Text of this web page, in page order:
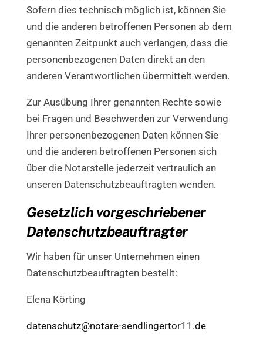
Sofern dies technisch möglich ist, können Sie
und die anderen betroffenen Personen ab dem
genannten Zeitpunkt auch verlangen, dass die
personenbezogenen Daten direkt an den
anderen Verantwortlichen übermittelt werden.
Zur Ausübung Ihrer genannten Rechte sowie
bei Fragen und Beschwerden zur Verwendung
Ihrer personenbezogenen Daten können Sie
und die anderen betroffenen Personen sich
über die Notarstelle jederzeit vertraulich an
unseren Datenschutzbeauftragten wenden.
Gesetzlich vorgeschriebener
Datenschutzbeauftragter
Wir haben für unser Unternehmen einen
Datenschutzbeauftragten bestellt:
Elena Körting
datenschutz@notare-sendlingertor11.de